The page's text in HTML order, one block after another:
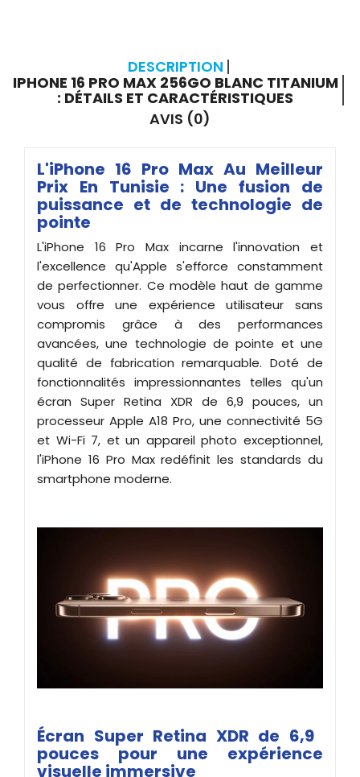
DESCRIPTION
IPHONE 16 PRO MAX 256GO BLANC TITANIUM
: DÉTAILS ET CARACTÉRISTIQUES
AVIS (0)
L'iPhone 16 Pro Max Au Meilleur
Prix En Tunisie : Une fusion de
puissance et de technologie de
pointe
L'iPhone 16 Pro Max incarne l'innovation et
l'excellence qu'Apple s'efforce constamment
de perfectionner. Ce modèle haut de gamme
vous offre une expérience utilisateur sans
compromis grâce à des performances
avancées, une technologie de pointe et une
qualité de fabrication remarquable. Doté de
fonctionnalités impressionnantes telles qu'un
écran Super Retina XDR de 6,9 ​​pouces, un
processeur Apple A18 Pro, une connectivité 5G
et Wi-Fi 7, et un appareil photo exceptionnel,
l'iPhone 16 Pro Max redéfinit les standards du
smartphone moderne.
Écran Super Retina XDR de 6,9 ​​
pouces pour une expérience
visuelle immersive